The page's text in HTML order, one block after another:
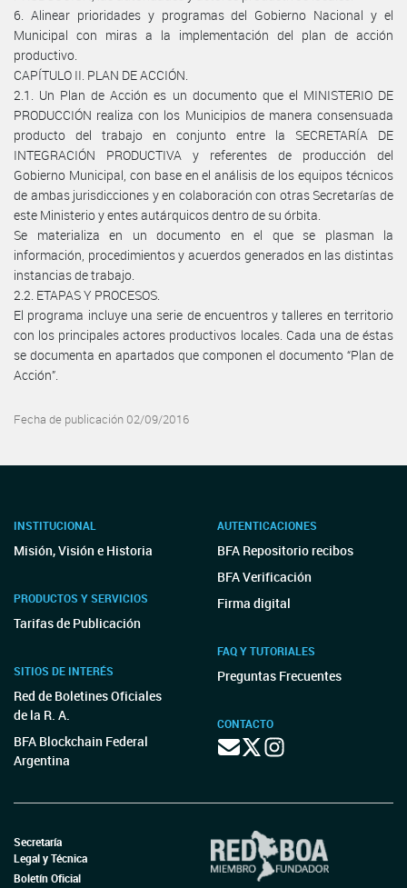
6. Alinear prioridades y programas del Gobierno Nacional y el
Municipal con miras a la implementación del plan de acción
productivo.
CAPÍTULO II. PLAN DE ACCIÓN.
2.1. Un Plan de Acción es un documento que el MINISTERIO DE
PRODUCCIÓN realiza con los Municipios de manera consensuada
producto del trabajo en conjunto entre la SECRETARÍA DE
INTEGRACIÓN PRODUCTIVA y referentes de producción del
Gobierno Municipal, con base en el análisis de los equipos técnicos
de ambas jurisdicciones y en colaboración con otras Secretarías de
este Ministerio y entes autárquicos dentro de su órbita.
Se materializa en un documento en el que se plasman la
información, procedimientos y acuerdos generados en las distintas
instancias de trabajo.
2.2. ETAPAS Y PROCESOS.
El programa incluye una serie de encuentros y talleres en territorio
con los principales actores productivos locales. Cada una de éstas
se documenta en apartados que componen el documento “Plan de
Acción”.
Fecha de publicación 02/09/2016
INSTITUCIONAL
Misión, Visión e Historia
PRODUCTOS Y SERVICIOS
Tarifas de Publicación
SITIOS DE INTERÉS
Red de Boletines Oficiales
de la R. A.
BFA Blockchain Federal
Argentina
AUTENTICACIONES
BFA Repositorio recibos
BFA Verificación
Firma digital
FAQ Y TUTORIALES
Preguntas Frecuentes
CONTACTO
Secretaría
Legal y Técnica
Boletín Oficial